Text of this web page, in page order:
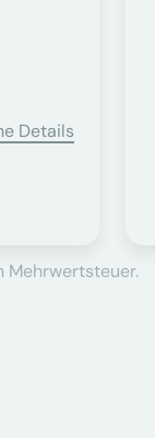
Details
Mehrwertsteuer.